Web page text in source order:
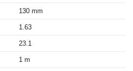
130 mm
1.63
23.1
1 m